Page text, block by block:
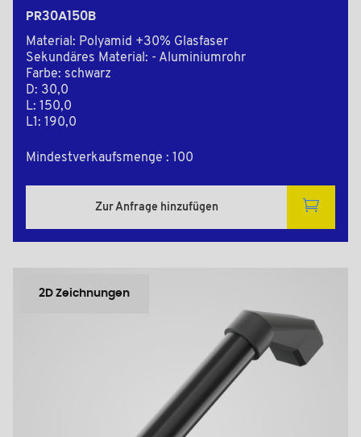
PR30A150B
Material: Polyamid +30% Glasfaser
Sekundäres Material: - Aluminiumrohr
Farbe: schwarz
D: 30,0
L: 150,0
L1: 190,0
Mindestverkaufsmenge : 100
Zur Anfrage hinzufügen
2D Zeichnungen